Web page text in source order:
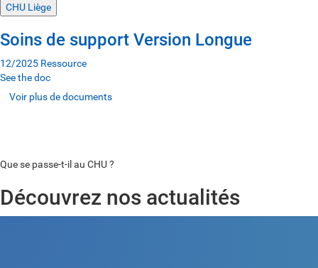
CHU Liège
Soins de support Version Longue
12/2025 Ressource
See the doc
Voir plus de documents
Que se passe-t-il au CHU ?
Découvrez nos actualités